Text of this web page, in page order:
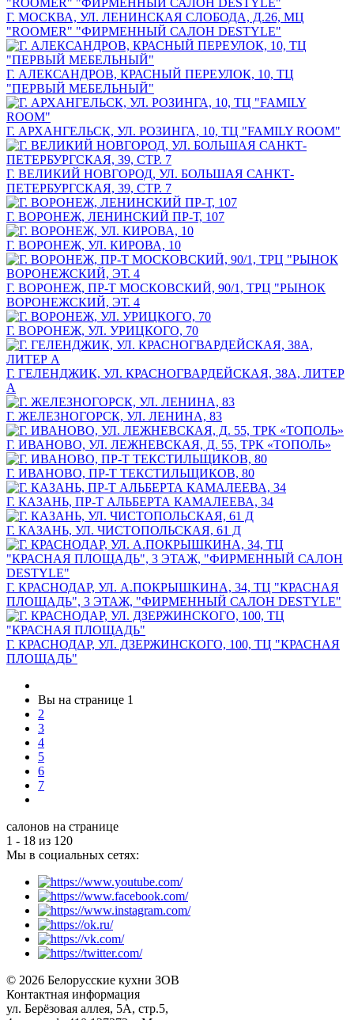
Г. МОСКВА, УЛ. ЛЕНИНСКАЯ СЛОБОДА, Д.26, МЦ
"ROOMER" "ФИРМЕННЫЙ САЛОН DESTYLE"
Г. АЛЕКСАНДРОВ, КРАСНЫЙ ПЕРЕУЛОК, 10, ТЦ
"ПЕРВЫЙ МЕБЕЛЬНЫЙ"
Г. АРХАНГЕЛЬСК, УЛ. РОЗИНГА, 10, ТЦ "FAMILY ROOM"
Г. ВЕЛИКИЙ НОВГОРОД, УЛ. БОЛЬШАЯ САНКТ-
ПЕТЕРБУРГСКАЯ, 39, СТР. 7
Г. ВОРОНЕЖ, ЛЕНИНСКИЙ ПР-Т, 107
Г. ВОРОНЕЖ, УЛ. КИРОВА, 10
Г. ВОРОНЕЖ, ПР-Т МОСКОВСКИЙ, 90/1, ТРЦ "РЫНОК
ВОРОНЕЖСКИЙ, ЭТ. 4
Г. ВОРОНЕЖ, УЛ. УРИЦКОГО, 70
Г. ГЕЛЕНДЖИК, УЛ. КРАСНОГВАРДЕЙСКАЯ, 38А, ЛИТЕР
А
Г. ЖЕЛЕЗНОГОРСК, УЛ. ЛЕНИНА, 83
Г. ИВАНОВО, УЛ. ЛЕЖНЕВСКАЯ, Д. 55, ТРК «ТОПОЛЬ»
Г. ИВАНОВО, ПР-Т ТЕКСТИЛЬЩИКОВ, 80
Г. КАЗАНЬ, ПР-Т АЛЬБЕРТА КАМАЛЕЕВА, 34
Г. КАЗАНЬ, УЛ. ЧИСТОПОЛЬСКАЯ, 61 Д
Г. КРАСНОДАР, УЛ. А.ПОКРЫШКИНА, 34, ТЦ "КРАСНАЯ
ПЛОЩАДЬ", 3 ЭТАЖ, "ФИРМЕННЫЙ САЛОН DESTYLE"
Г. КРАСНОДАР, УЛ. ДЗЕРЖИНСКОГО, 100, ТЦ "КРАСНАЯ
ПЛОЩАДЬ"
Вы на странице 1
2
3
4
5
6
7
салонов на странице
1 - 18 из 120
Мы в социальных сетях:
© 2026 Белорусские кухни ЗОВ
Контактная информация
ул. Берёзовая аллея, 5А, стр.5,